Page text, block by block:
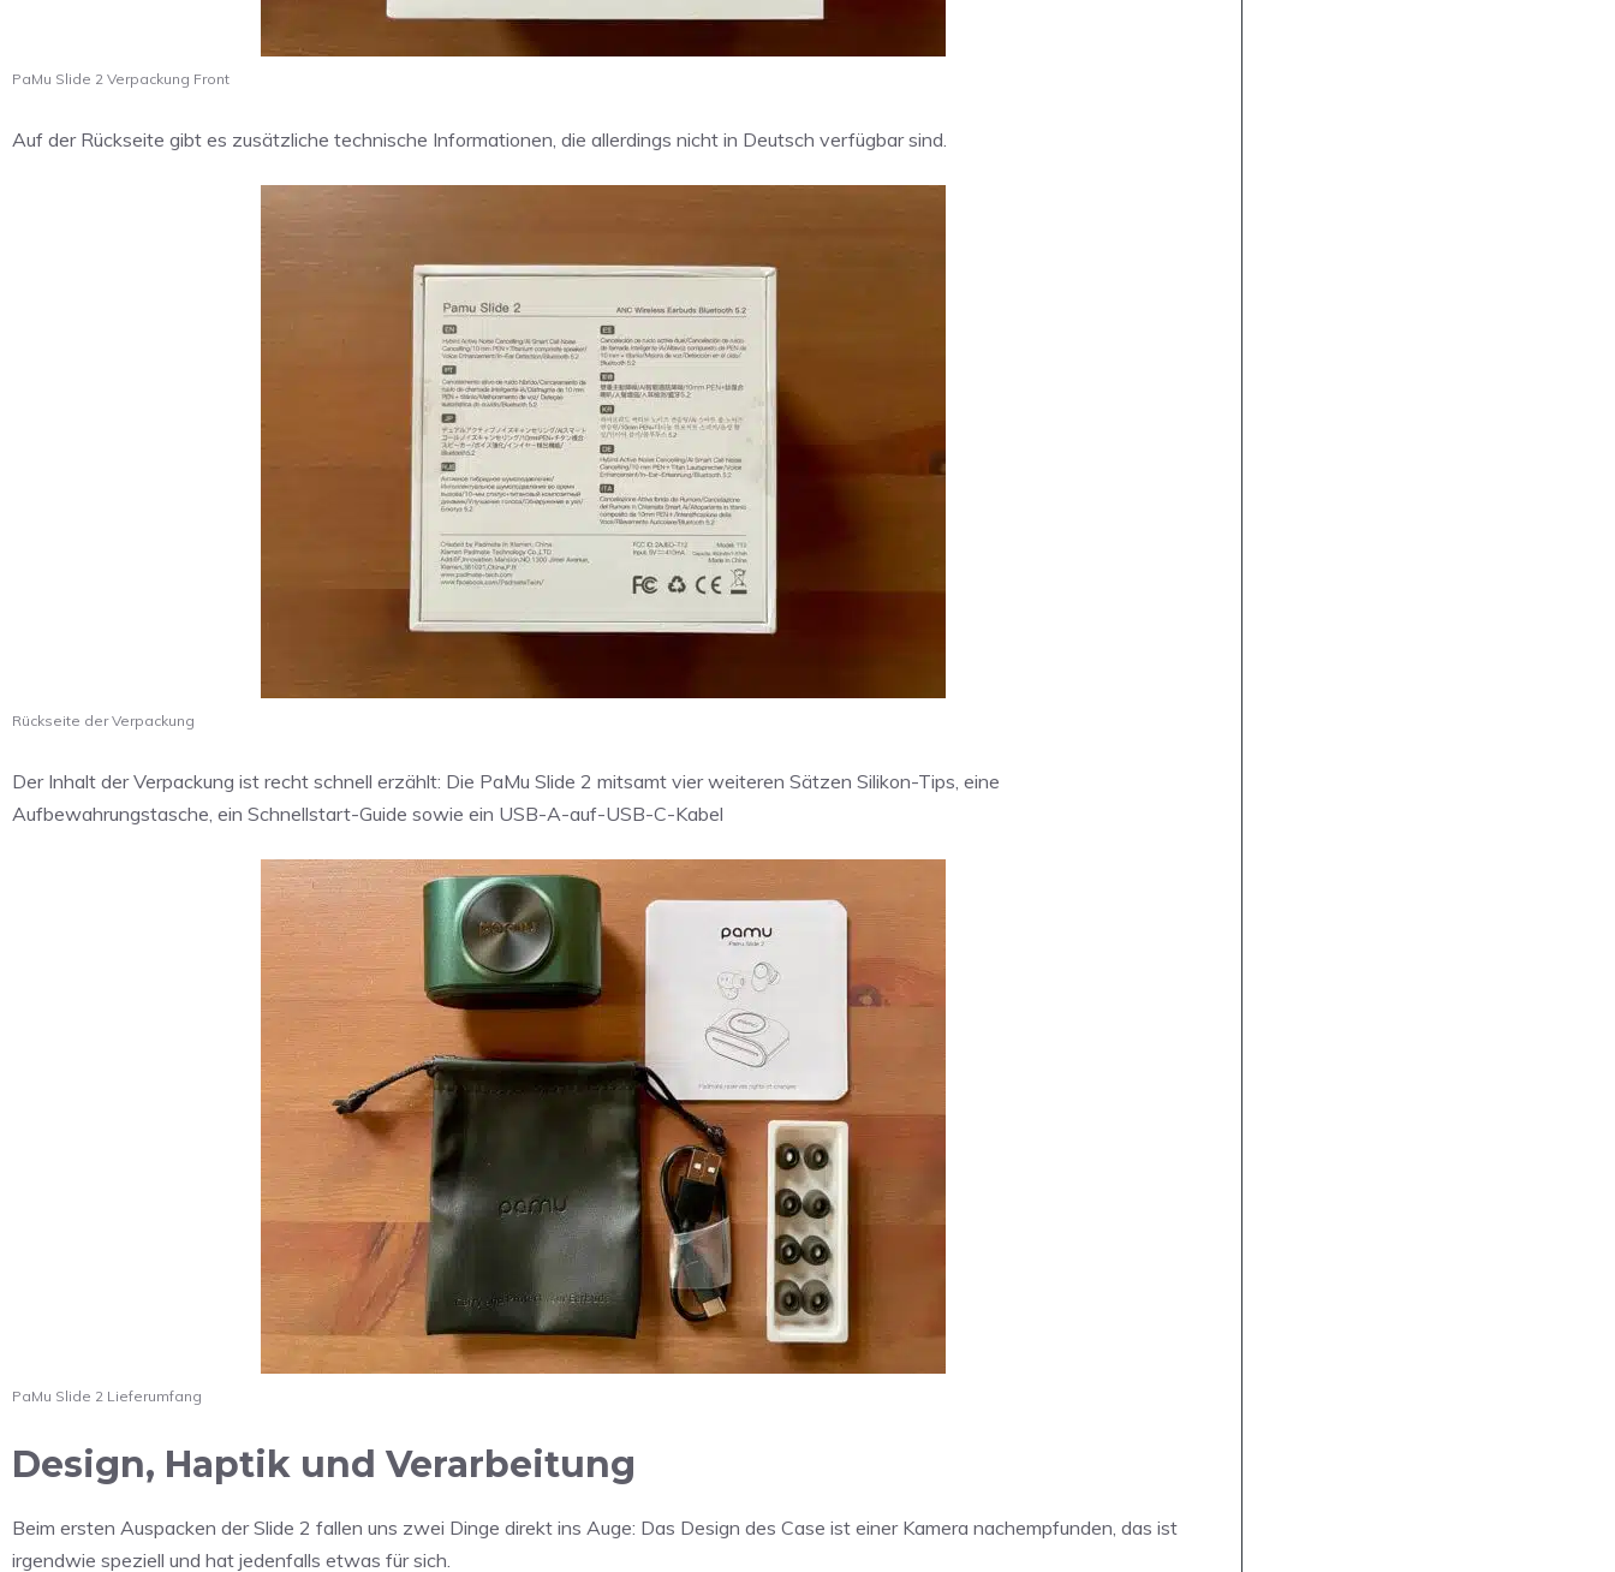
PaMu Slide 2 Verpackung Front
Auf der Rückseite gibt es zusätzliche technische Informationen, die allerdings nicht in Deutsch verfügbar sind.
Rückseite der Verpackung
Der Inhalt der Verpackung ist recht schnell erzählt: Die PaMu Slide 2 mitsamt vier weiteren Sätzen Silikon-Tips, eine
Aufbewahrungstasche, ein Schnellstart-Guide sowie ein USB-A-auf-USB-C-Kabel
PaMu Slide 2 Lieferumfang
Design, Haptik und Verarbeitung
Beim ersten Auspacken der Slide 2 fallen uns zwei Dinge direkt ins Auge: Das Design des Case ist einer Kamera nachempfunden, das ist
irgendwie speziell und hat jedenfalls etwas für sich.